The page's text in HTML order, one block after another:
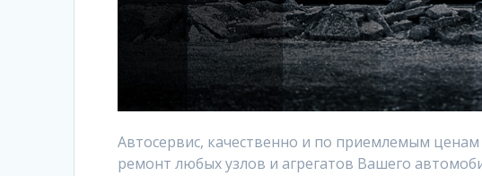
Автосервис, качественно и по приемлемым
ремонт любых узлов и агрегатов Вашего